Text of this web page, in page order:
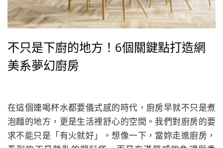
不只是下廚的地方！6個關鍵點打造網
美系夢幻廚房
在這個連喝杯水都要儀式感的時代，廚房早就不只是煮
泡麵的地方，更是生活裡舒心的空間。我們對廚房的要
求不能只是「有火就好」。想像一下，當妳走進廚房，